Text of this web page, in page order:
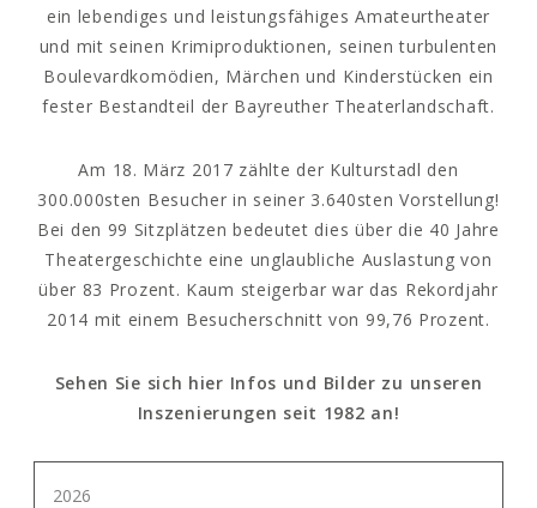
ein lebendiges und leistungsfähiges Amateurtheater
und mit seinen Krimiproduktionen, seinen turbulenten
Boulevardkomödien, Märchen und Kinderstücken ein
fester Bestandteil der Bayreuther Theaterlandschaft.
Am 18. März 2017 zählte der Kulturstadl den
300.000sten Besucher in seiner 3.640sten Vorstellung!
Bei den 99 Sitzplätzen bedeutet dies über die 40 Jahre
Theatergeschichte eine unglaubliche Auslastung von
über 83 Prozent. Kaum steigerbar war das Rekordjahr
2014 mit einem Besucherschnitt von 99,76 Prozent.
Sehen Sie sich hier Infos und Bilder zu unseren
Inszenierungen seit 1982 an!
2026